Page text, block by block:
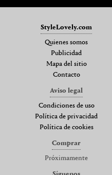
StyleLovely.com
Quienes somos
Publicidad
Mapa del sitio
Contacto
Aviso legal
Condiciones de uso
Política de privacidad
Política de cookies
Comprar
Próximamente